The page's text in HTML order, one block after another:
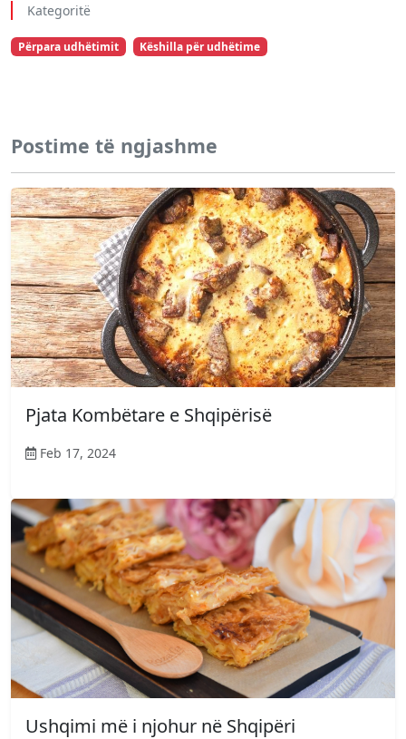
Kategoritë
Përpara udhëtimit Këshilla për udhëtime
Postime të ngjashme
Pjata Kombëtare e Shqipërisë
Feb 17, 2024
Ushqimi më i njohur në Shqipëri